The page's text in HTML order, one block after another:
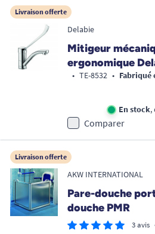
Livraison offerte
Delabie
Mitigeur
ergonomique
• TE-8532 • Fabriqué
En stock,
Comparer
Livraison offerte
AKW INTERNATIONAL
Pare-douche
douche PMR
3 avis